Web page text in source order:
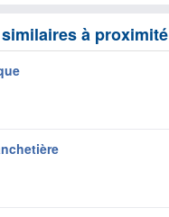
à proximité